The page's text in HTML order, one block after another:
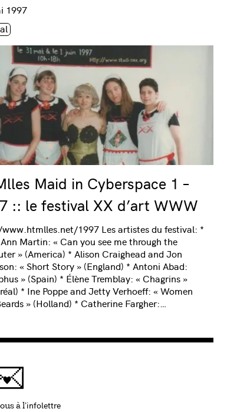
Maid in Cyberspace 1 –
:: le festival XX d’art WWW
« HTMlles Maid in Cyberspace 1 – 1997 :: le festival
1997
1997 Les artistes du festival: *
Martin: « Can you see me through the
» (America) * Alison Craighead and Jon
« Short Story » (England) * Antoni Abad:
» (Spain) * Élène Tremblay: « Chagrins »
* Ine Poppe and Jetty Verhoeff: « Women
» (Holland) * Catherine Fargher:…
à l'infolettreCe lien s'ouvrira dans une nouvelle fenêtre